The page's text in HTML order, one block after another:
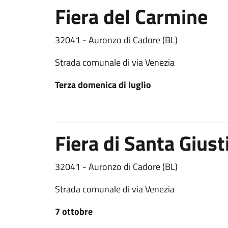
Fiera del Carmine
32041 - Auronzo di Cadore (BL)
Strada comunale di via Venezia
Terza domenica di luglio
Fiera di Santa
32041 - Auronzo di Cadore (BL)
Strada comunale di via Venezia
7 ottobre